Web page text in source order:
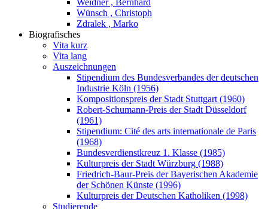
Wünsch , Christoph
Zdralek , Marko
Biografisches
Vita kurz
Vita lang
Auszeichnungen
Stipendium des Bundesverbandes der deutschen
Industrie Köln (1956)
Kompositionspreis der Stadt Stuttgart (1960)
Robert-Schumann-Preis der Stadt Düsseldorf
(1961)
Stipendium: Cité des arts internationale de Paris
(1968)
Bundesverdienstkreuz 1. Klasse (1985)
Kulturpreis der Stadt Würzburg (1988)
Friedrich-Baur-Preis der Bayerischen Akademie
der Schönen Künste (1996)
Kulturpreis der Deutschen Katholiken (1998)
Studierende